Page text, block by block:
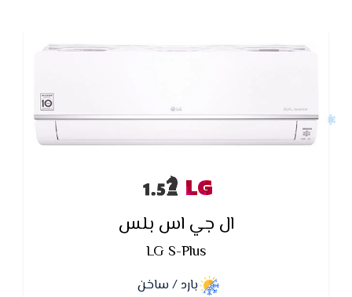
LG
ال جي اس بلس
LG S-Plus
بارد / ساخن